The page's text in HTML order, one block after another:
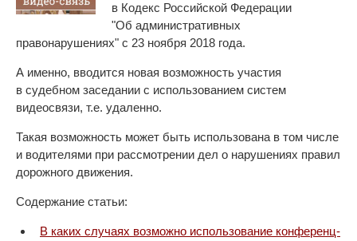
в Кодекс Российской Федерации
"Об административных
правонарушениях" с 23 ноября 2018 года.
А именно, вводится новая возможность участия
в судебном заседании с использованием систем
видеосвязи, т.е. удаленно.
Такая возможность может быть использована в том числе
и водителями при рассмотрении дел о нарушениях правил
дорожного движения.
Содержание статьи:
В каких случаях возможно использование конференц-